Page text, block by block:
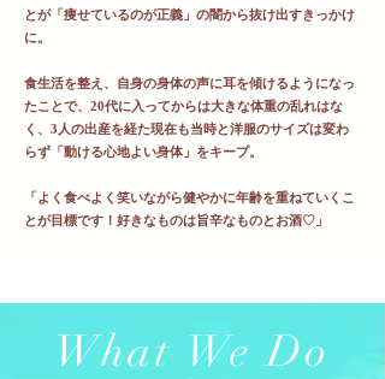
とが「痩せているのが正義」の闇から抜け出すきっかけ
に。
食生活を整え、自身の身体の声に耳を傾けるようになっ
たことで、20代に入ってからは大きな体重の乱れはな
く、3人の出産を経た現在も当時と洋服のサイズは変わ
らず「動ける心地よい身体」をキープ。​
​「よく食べよく笑いながら健やかに年齢を重ねていくこ
とが目標です！好きなものは旨辛なものとお酒♡」
What We Do